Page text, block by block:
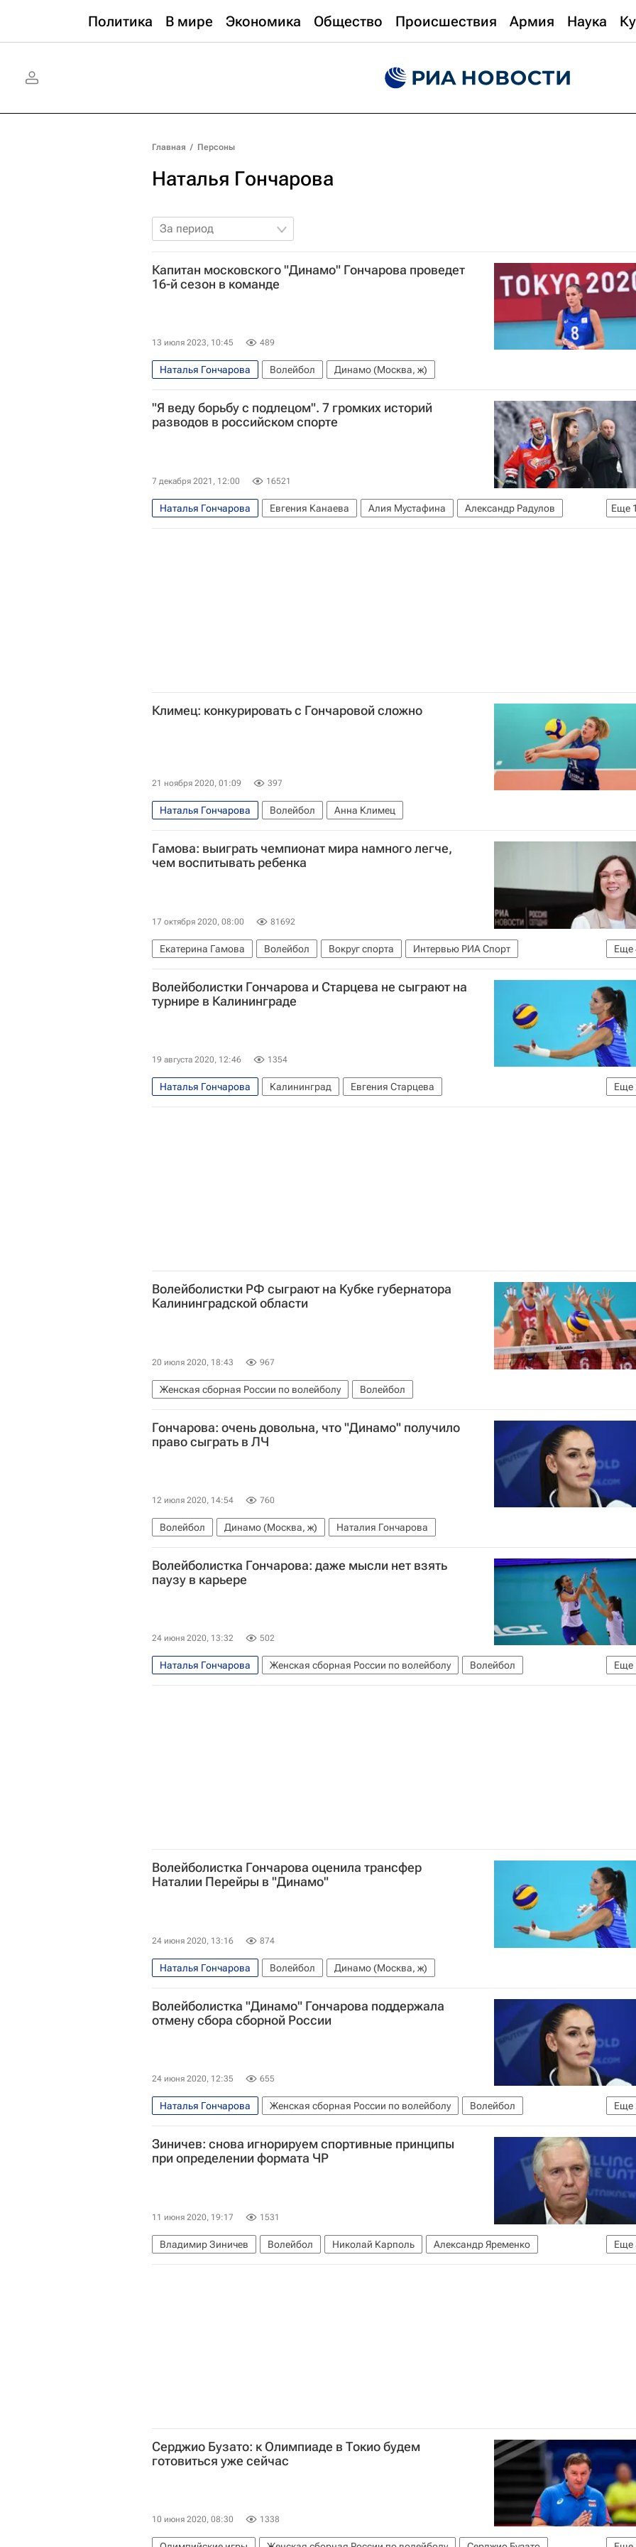
Политика В мире Экономика Общество Происшествия Армия Наука
Главная / Персоны
Наталья Гончарова
За период
Капитан московского "Динамо" Гончарова проведет
16-й сезон в команде
13 июля 2023, 10:45 489
Наталья Гончарова Волейбол Динамо (Москва, ж)
"Я веду борьбу с подлецом". 7 громких историй
разводов в российском спорте
7 декабря 2021, 12:00 16521
Еще
Наталья Гончарова Евгения Канаева Алия Мустафина
Александр Радулов
Татьяна Навка
Алексей Обмочаев Вокруг спорта
Илья Авербух
Климец: конкурировать с Гончаровой сложно
21 ноября 2020, 01:09 397
Наталья Гончарова Волейбол Анна Климец
Гамова: выиграть чемпионат мира намного легче,
чем воспитывать ребенка
17 октября 2020, 08:00 81692
Еще
Екатерина Гамова Волейбол Вокруг спорта
Интервью РИА Спорт
Михаэль Шумахер
Евгений Плющенко Этери Тутберидзе Льюис Хэмилтон
Волейболистки Гончарова и Старцева не сыграют на
турнире в Калининграде
19 августа 2020, 12:46 1354
Еще
Наталья Гончарова Калининград
Евгения Старцева
Женская сборная России по волейболу
Волейбол
Волейболистки РФ сыграют на Кубке губернатора
Калининградской области
20 июля 2020, 18:43 967
Женская сборная России по волейболу Волейбол
Гончарова: очень довольна, что "Динамо" получило
право сыграть в ЛЧ
12 июля 2020, 14:54 760
Волейбол Динамо (Москва, ж) Наталия Гончарова
Волейболистка Гончарова: даже мысли нет взять
паузу в карьере
24 июня 2020, 13:32 502
Еще
Наталья Гончарова Женская сборная России по волейболу
Волейбол
Динамо (Москва, ж)
Волейболистка Гончарова оценила трансфер
Наталии Перейры в "Динамо"
24 июня 2020, 13:16 874
Наталья Гончарова Волейбол Динамо (Москва, ж)
Волейболистка "Динамо" Гончарова поддержала
отмену сбора сборной России
24 июня 2020, 12:35 655
Еще
Наталья Гончарова Женская сборная России по волейболу
Волейбол
Динамо (Москва, ж)
Спорт в условиях пандемии коронавируса
Зиничев: снова игнорируем спортивные принципы
при определении формата ЧР
11 июня 2020, 19:17 1531
Еще
Владимир Зиничев Волейбол Николай Карполь
Александр Яременко
Всероссийская федерация волейбола (ВФВ)
Серджио Бузато: к Олимпиаде в Токио будем
готовиться уже сейчас
10 июня 2020, 08:30 1338